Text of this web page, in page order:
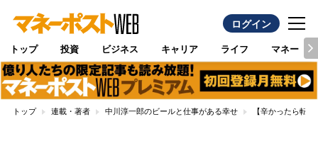
ログイン
トップ 投資 ビジネス キャリア ライフ マネー
トップ 連載・著者 中川淳一郎のビールと仕事がある幸せ 【辛かったら転